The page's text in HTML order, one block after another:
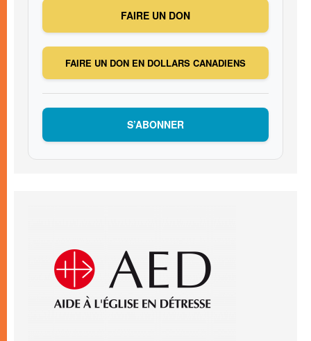
FAIRE UN DON
FAIRE UN DON EN DOLLARS CANADIENS
S’ABONNER